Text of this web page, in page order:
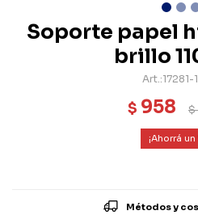
Soporte papel
brillo
17281-
$ 958 $
Métodos y